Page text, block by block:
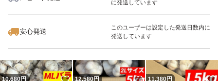
に発送しています
安心発送
このユーザーは設定した発送日数内に
発送しています
いいね！
22,380
10,680円 12,580円 11,380円